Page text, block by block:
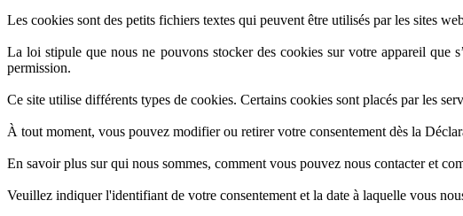
Les cookies sont des petits fichiers textes qui peuvent être utilisés par les sites
La loi stipule que nous ne pouvons stocker des cookies sur votre appareil que
permission.
Ce site utilise différents types de cookies. Certains cookies sont placés par les
À tout moment, vous pouvez modifier ou retirer votre consentement dès la
En savoir plus sur qui nous sommes, comment vous pouvez nous contacter et
Veuillez indiquer l'identifiant de votre consentement et la date à laquelle vous